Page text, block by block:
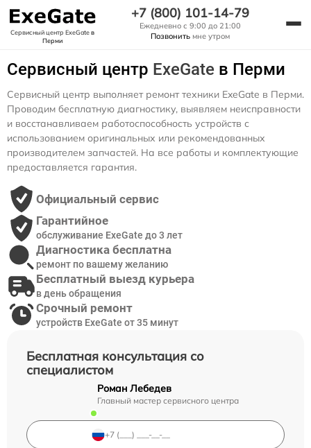
Сервисный центр ExeGateв
Перми
+7 (800) 101-14-79
Ежедневно с 9:00 до 21:00
Позвонить мне утром
Сервисный центр ExeGate в Перми
Бесплатная консультация со
специалистом
Роман Лебедев
Главный мастер сервисного центра
Сервисный центр выполняет ремонт техники ExeGate в Перми.
Проводим бесплатную диагностику, выявляем неисправности
и восстанавливаем работоспособность устройств с
использованием оригинальных или рекомендованных
производителем запчастей. На все работы и комплектующие
предоставляется гарантия.
Официальный сервис
Гарантийное
обслуживание ExeGate до 3 лет
Диагностика бесплатна
ремонт по вашему желанию
Бесплатный выезд курьера
в день обращения
Срочный ремонт
устройств ExeGate от 35 минут